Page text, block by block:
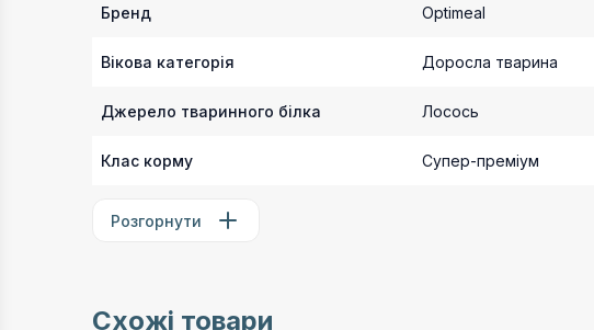
Бренд Optimeal
Вікова категорія Доросла тварина
Джерело тваринного білка Лосось
Клас корму Супер-преміум
Розгорнути
Схожі товари